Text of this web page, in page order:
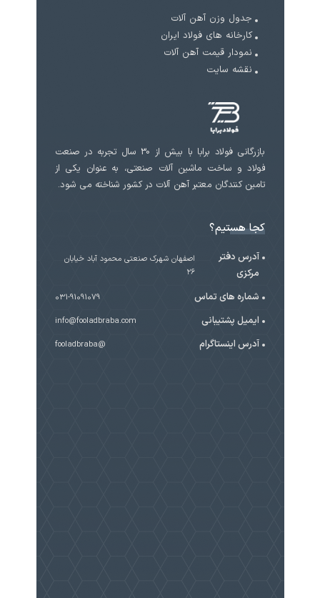
جدول وزن آهن آلات
کارخانه های فولاد ایران
نمودار قیمت آهن آلات
نقشه سایت
بازرگانی فولاد برابا با بیش از 30 سال تجربه در صنعت
فولاد و ساخت ماشین آلات صنعتی، به عنوان یکی از
تامین کنندگان معتبر آهن آلات در کشور شناخته می شود.
کجا هستیم؟
آدرس دفتر
مرکزی
اصفهان شهرک صنعتی محمود آباد خیابان
۲۶
شماره های تماس 031-91091079
ایمیل پشتیبانی info@fooladbraba.com
آدرس اینستاگرام @fooladbraba